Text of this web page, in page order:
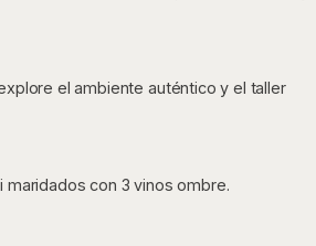
el ambiente auténtico y el taller
con 3 vinos ombre.